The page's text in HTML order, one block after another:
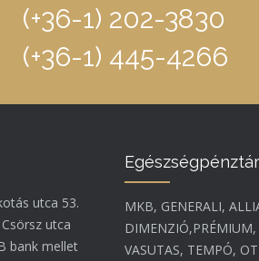
(+36-1) 202-3830
(+36-1) 445-4266
utca 53.
utca
bank mellet
MKB, GENERALI,
VASUTAS, TEMPÓ,